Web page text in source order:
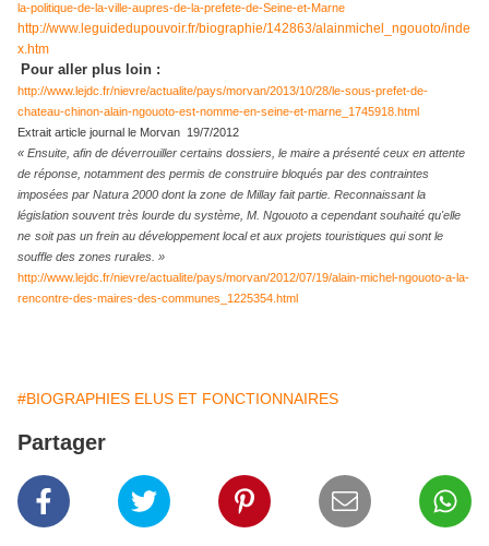
la-politique-de-la-ville-aupres-de-la-prefete-de-Seine-et-Marne
http://www.leguidedupouvoir.fr/biographie/142863/alainmichel_ngouoto/inde
x.htm
Pour aller plus loin :
http://www.lejdc.fr/nievre/actualite/pays/morvan/2013/10/28/le-sous-prefet-de-
chateau-chinon-alain-ngouoto-est-nomme-en-seine-et-marne_1745918.html
Extrait article journal le Morvan 19/7/2012
« Ensuite, afin de déverrouiller certains dossiers, le maire a présenté ceux en attente
de réponse, notamment des permis de construire bloqués par des contraintes
imposées par Natura 2000 dont la zone de Millay fait partie. Reconnaissant la
législation souvent très lourde du système, M. Ngouoto a cependant souhaité qu'elle
ne soit pas un frein au développement local et aux projets touristiques qui sont le
souffle des zones rurales. »
http://www.lejdc.fr/nievre/actualite/pays/morvan/2012/07/19/alain-michel-ngouoto-a-la-
rencontre-des-maires-des-communes_1225354.html
#BIOGRAPHIES ELUS ET FONCTIONNAIRES
Partager